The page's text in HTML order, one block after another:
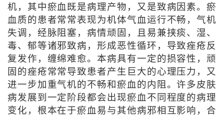
机，其中瘀血既是病理产物，又是致病因素。瘀
血质的患者常常表现为机体气血运行不畅，气机
失调，经脉阻塞，病情顽固，且易兼挟痰、湿、
毒、郁等诸邪致病，形成恶性循环，导致痤疮反
复发作，缠绵难愈。本病具有一定的损容性，顽
固的痤疮常常导致患者产生巨大的心理压力，又
进一步加重气机的不畅和瘀血的内阻。许多皮肤
病发展到一定阶段都会出现瘀血不同程度的病理
变化，根本在于瘀血易与其他病邪相互影响，合